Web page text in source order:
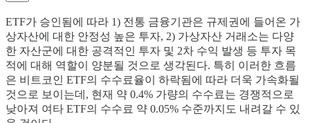
ETF가 승인됨에 따라 1) 전통 금융기관은 규제권에 들어온 가
상자산에 대한 안정성 높은 투자, 2) 가상자산 거래소는 다양
한 자산군에 대한 공격적인 투자 및 2차 수익 발생 등 투자 목
적에 대해 역할이 양분될 것으로 생각된다. 특히 이러한 흐름
은 비트코인 ETF의 수수료율이 하락됨에 따라 더욱 가속화될
것으로 보이는데, 현재 약 0.4% 가량의 수수료는 경쟁적으로
낮아져 여타 ETF의 수수료 약 0.05% 수준까지도 내려갈 수 있